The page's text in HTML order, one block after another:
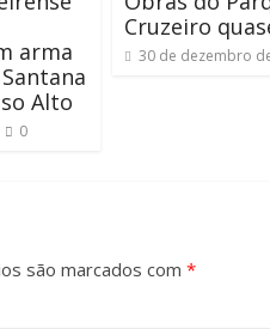
arma
Alto
0
Cruzeiro
30 de dezembro
são marcados com *